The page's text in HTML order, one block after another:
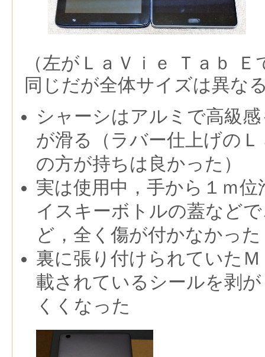
（左がＬａＶｉｅ Ｔａｂ
同じだが全体サイズは異な
シャーシはアルミで高級
が滑る（ラバー仕上げの
の方が持ちは良かった）
実は使用中，手から１ｍ
イスキーボトルの蓋など
ど，全く傷が付かなかっ
裏に張り付けられていた
載されているシールを剥
くくなった